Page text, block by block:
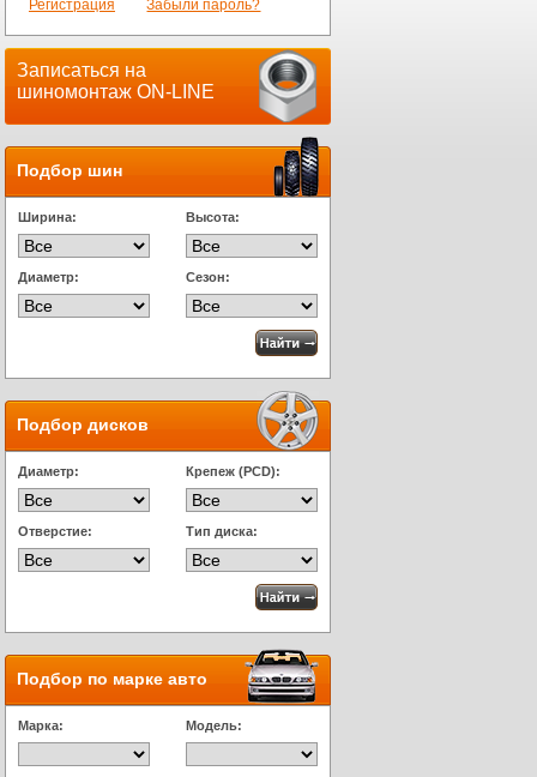
Регистрация Забыли пароль?
Записаться на
шиномонтаж ON-LINE
Подбор шин
Ширина: Высота:
Диаметр: Сезон:
Подбор дисков
Диаметр: Крепеж (PCD):
Отверстие: Тип диска:
Подбор по марке авто
Марка: Модель: